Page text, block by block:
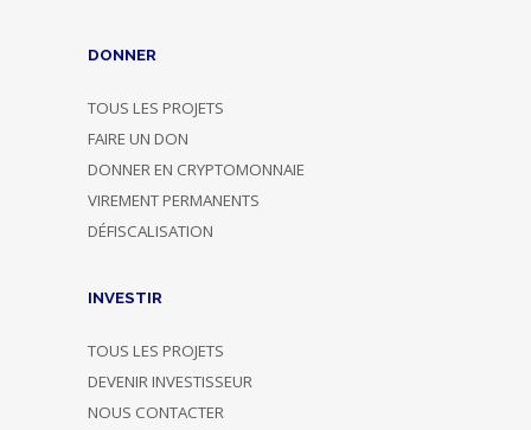
DONNER
TOUS LES PROJETS
FAIRE UN DON
DONNER EN CRYPTOMONNAIE
VIREMENT PERMANENTS
DÉFISCALISATION
INVESTIR
TOUS LES PROJETS
DEVENIR INVESTISSEUR
NOUS CONTACTER